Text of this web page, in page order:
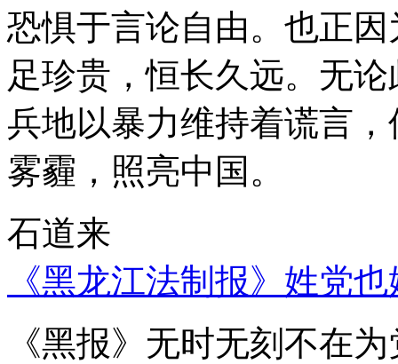
恐惧于言论自由。也正
足珍贵，恒长久远。无
兵地以暴力维持着谎言
雾霾，照亮中国。
石道来
《黑龙江法制报》姓党
《黑报》无时无刻不在